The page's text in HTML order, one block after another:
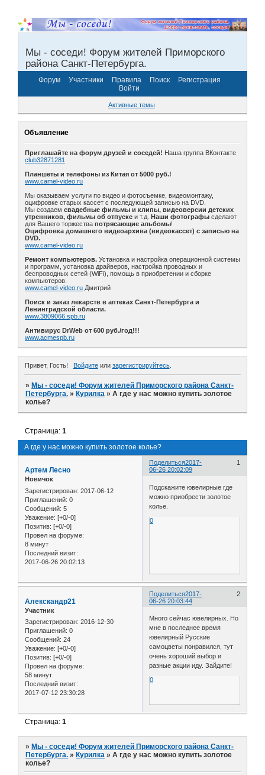
Мы - соседи! Форум жителей Приморского
района Санкт-Петербурга.
Форум Участники Правила Поиск
Регистрация
Войти
Активные темы
Объявление
Приглашайте на форум друзей и соседей! Наша группа ВКонтакте
club32871281
Планшеты и телефоны из Китая от 5000 руб.!
www.camel-video.ru
Мы оказываем услуги по видео и фотосъемке, видеомонтажу,
оцифровке старых кассет с последующей записью на DVD.
Мы создаем свадебные фильмы и клипы, видеоверсии детских
утренников, фильмы об отпуске и т.д. Наши фотографы сделают
для Вашего торжества потрясающие альбомы!
Оцифровка домашнего видеоархива (видеокассет) с записью на
DVD.
www.camel-video.ru
Ремонт компьютеров. Установка и настройка операционной системы
и программ, установка драйверов, настройка проводных и
беспроводных сетей (WiFi), помощь в приобретении и сборке
компьютеров.
www.camel-video.ru Дмитрий
Поиск и заказ лекарств в аптеках Санкт-Петербурга и
Ленинградской области.
www.3809066.spb.ru
Антивирус DrWeb от 600 руб./год!!!
www.acmespb.ru
Привет, Гость! Войдитеили зарегистрируйтесь.
» Мы - соседи! Форум жителей Приморского района Санкт-
Петербурга. » Курилка »А где у нас можно купить золотое
колье?
А где у нас можно купить золотое колье?
Страница:1
Поделиться 1
2017-
06-26 20:02:09
Артем Лесно
Новичок
Зарегистрирован: 2017-06-12
Приглашений: 0
Сообщений: 5
Уважение: [+0/-0]
Позитив: [+0/-0]
Провел на форуме:
8 минут
Последний визит:
2017-06-26 20:02:13
Подскажите ювелирные где
можно приобрести золотое
колье.
0
Поделиться 2
2017-
06-26 20:03:44
Алекскандр21
Участник
Зарегистрирован: 2016-12-30
Приглашений: 0
Сообщений: 24
Уважение: [+0/-0]
Позитив: [+0/-0]
Провел на форуме:
58 минут
Последний визит:
2017-07-12 23:30:28
Много сейчас ювелирных. Но
мне в последнее время
ювелирный Русские
самоцветы понравился, тут
очень хороший выбор и
разные акции иду. Зайдите!
0
Страница:1
»Мы - соседи! Форум жителей Приморского района Санкт-
Петербурга. »Курилка »А где у нас можно купить золотое
колье?